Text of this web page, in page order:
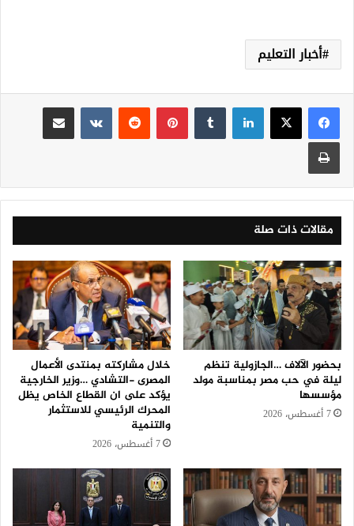
أخبار التعليم
لينكدإن بينتيريست
مقالات ذات صلة
بحضور الآلاف …الجازولية تنظم
ليلة في حب مصر بمناسبة مولد
مؤسسها
7 أغسطس، 2026
خلال مشاركته بمنتدى الأعمال
المصرى -التشادي …وزير الخارجية
يؤكد على ان القطاع الخاص يظل
المحرك الرئيسي للاستثمار
والتنمية
7 أغسطس، 2026